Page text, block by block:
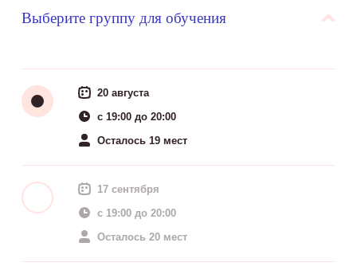
Выберите группу для обучения
20 августа
c 19:00 до 20:00
Осталось 19 мест
17 сентября
c 19:00 до 20:00
Осталось 20 мест